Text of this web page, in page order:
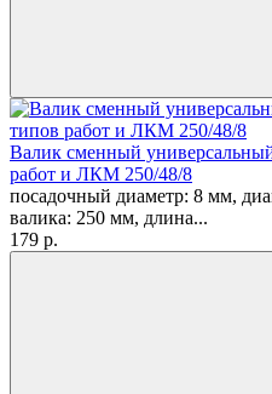
Валик сменный
работ и ЛКМ 250/48/8
посадочный диаметр: 8 мм,
валика: 250 мм, длина...
179 p.